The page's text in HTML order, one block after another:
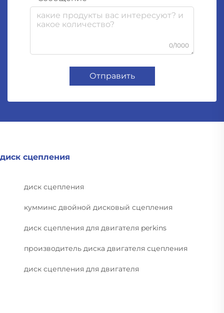
0/1000
Отправить
диск сцепления
диск сцепления
кумминс двойной дисковый сцепления
диск сцепления для двигателя perkins
производитель диска двигателя сцепления
диск сцепления для двигателя